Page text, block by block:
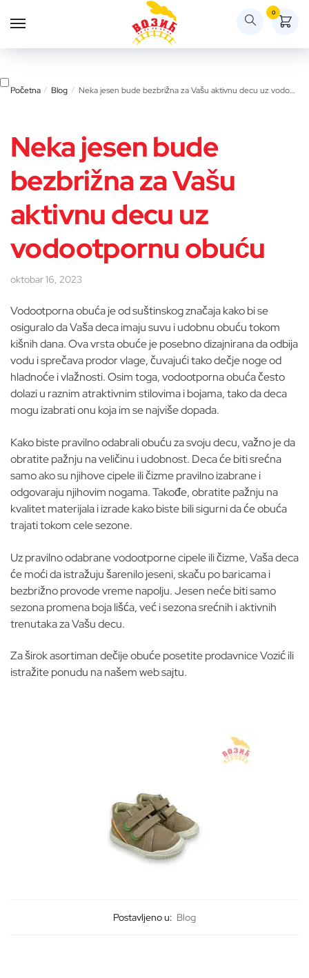
0
Početna / Blog / Neka jesen bude bezbrižna za Vašu aktivnu decu uz vodootpornu obuću
Neka jesen bude
bezbrižna za Vašu
aktivnu decu uz
vodootpornu obuću
oktobar 16, 2023
Vodootporna obuća je od suštinskog značaja kako bi se
osiguralo da Vaša deca imaju suvu i udobnu obuću tokom
kišnih dana. Ova vrsta obuće je posebno dizajnirana da odbija
vodu i sprečava prodor vlage, čuvajući tako dečje noge od
hladnoće i vlažnosti. Osim toga, vodootporna obuća često
dolazi u raznim atraktivnim stilovima i bojama, tako da deca
mogu izabrati onu koja im se najviše dopada.
Kako biste pravilno odabrali obuću za svoju decu, važno je da
obratite pažnju na veličinu i udobnost. Deca će biti srećna
samo ako su njihove cipele ili čizme pravilno izabrane i
odgovaraju njihovim nogama. Takođe, obratite pažnju na
kvalitet materijala i izrade kako biste bili sigurni da će obuća
trajati tokom cele sezone.
Uz pravilno odabrane vodootporne cipele ili čizme, Vaša deca
će moći da istražuju šarenilo jeseni, skaču po baricama i
bezbrižno provode vreme napolju. Jesen neće biti samo
sezona promena boja lišća, već i sezona srećnih i aktivnih
trenutaka za Vašu decu.
Za širok asortiman dečije obuće posetite prodavnice Vozić ili
istražite ponudu na našem web sajtu.
Postavljeno u: Blog